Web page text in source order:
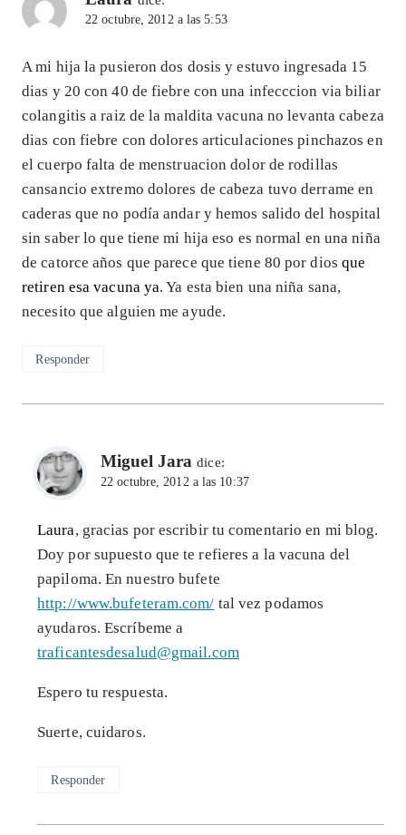
22 octubre, 2012 a las 5:53
A mi hija la pusieron dos dosis y estuvo ingresada 15
dias y 20 con 40 de fiebre con una infecccion via biliar
colangitis a raiz de la maldita vacuna no levanta cabeza
dias con fiebre con dolores articulaciones pinchazos en
el cuerpo falta de menstruacion dolor de rodillas
cansancio extremo dolores de cabeza tuvo derrame en
caderas que no podía andar y hemos salido del hospital
sin saber lo que tiene mi hija eso es normal en una niña
de catorce años que parece que tiene 80 por dios que
retiren esa vacuna ya. Ya esta bien una niña sana,
necesito que alguien me ayude.
Responder
Miguel Jara dice:
22 octubre, 2012 a las 10:37
Laura, gracias por escribir tu comentario en mi blog.
Doy por supuesto que te refieres a la vacuna del
papiloma. En nuestro bufete
http://www.bufeteram.com/ tal vez podamos
ayudaros. Escríbeme a
traficantesdesalud@gmail.com
Espero tu respuesta.
Suerte, cuidaros.
Responder